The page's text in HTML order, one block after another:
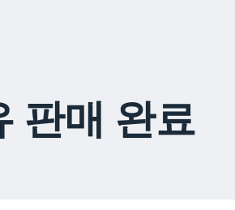
판매 완료